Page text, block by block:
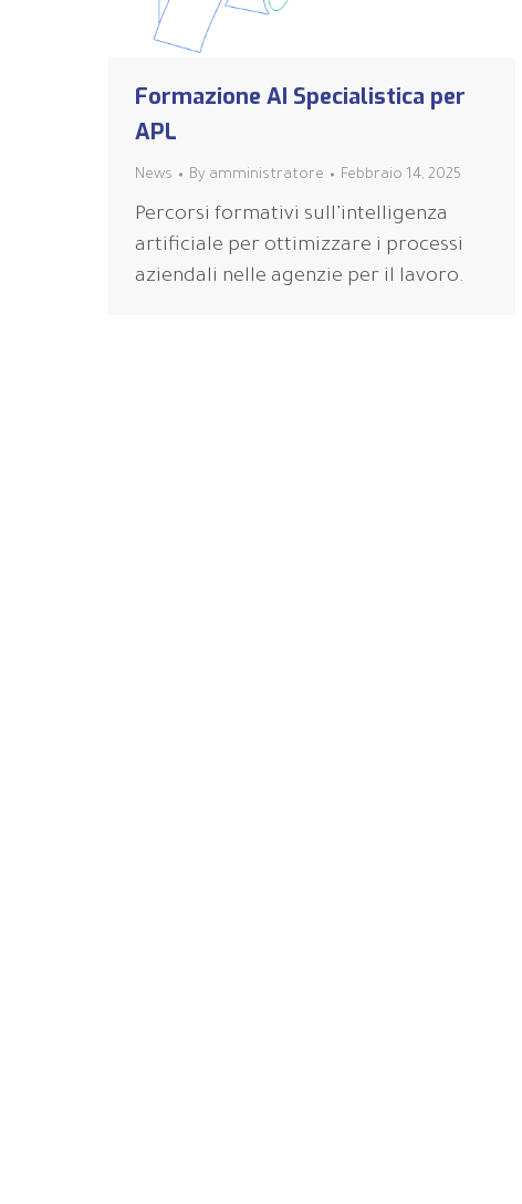
Formazione AI Specialistica per
APL
News By amministratore Febbraio 14, 2025
Percorsi formativi sull’intelligenza
artificiale per ottimizzare i processi
aziendali nelle agenzie per il lavoro.